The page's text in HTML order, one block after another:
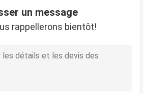
un message
rappellerons bientôt!